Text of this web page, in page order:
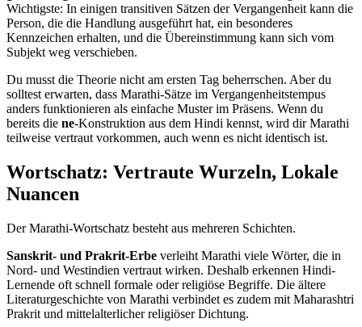
Wichtigste: In einigen transitiven Sätzen der Vergangenheit kann die
Person, die die Handlung ausgeführt hat, ein besonderes
Kennzeichen erhalten, und die Übereinstimmung kann sich vom
Subjekt weg verschieben.
Du musst die Theorie nicht am ersten Tag beherrschen. Aber du
solltest erwarten, dass Marathi-Sätze im Vergangenheitstempus
anders funktionieren als einfache Muster im Präsens. Wenn du
bereits die ne-Konstruktion aus dem Hindi kennst, wird dir Marathi
teilweise vertraut vorkommen, auch wenn es nicht identisch ist.
Wortschatz: Vertraute Wurzeln, Lokale
Nuancen
Der Marathi-Wortschatz besteht aus mehreren Schichten.
Sanskrit- und Prakrit-Erbe verleiht Marathi viele Wörter, die in
Nord- und Westindien vertraut wirken. Deshalb erkennen Hindi-
Lernende oft schnell formale oder religiöse Begriffe. Die ältere
Literaturgeschichte von Marathi verbindet es zudem mit Maharashtri
Prakrit und mittelalterlicher religiöser Dichtung.